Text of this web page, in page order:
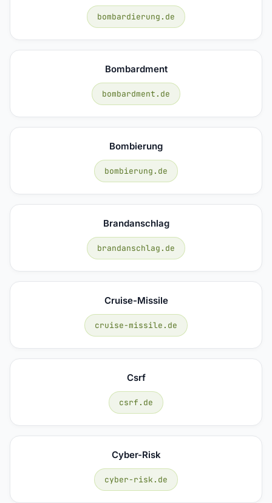
bombardierung.de
Bombardment
bombardment.de
Bombierung
bombierung.de
Brandanschlag
brandanschlag.de
Cruise-Missile
cruise-missile.de
Csrf
csrf.de
Cyber-Risk
cyber-risk.de